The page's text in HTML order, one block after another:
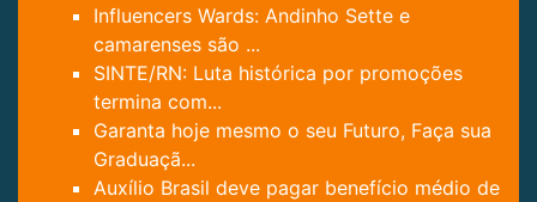
Influencers Wards: Andinho Sette e
camarenses são ...
SINTE/RN: Luta histórica por promoções
termina com...
Garanta hoje mesmo o seu Futuro, Faça sua
Graduaçã...
Auxílio Brasil deve pagar benefício médio de